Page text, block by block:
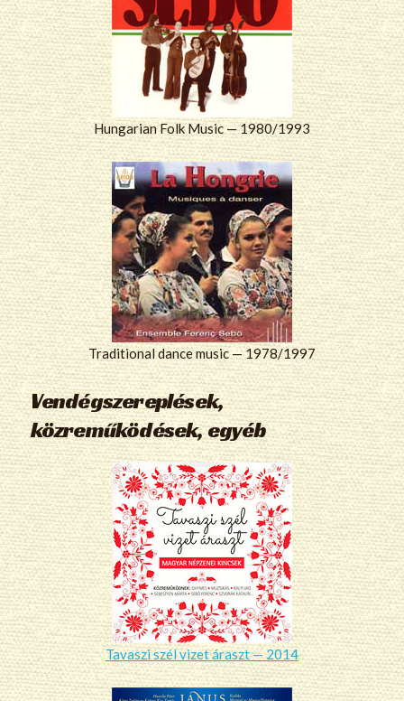
Hungarian Folk Music — 1980/1993
Traditional dance music — 1978/1997
Vendégszereplések,
közreműködések, egyéb
Tavaszi szél vizet áraszt — 2014